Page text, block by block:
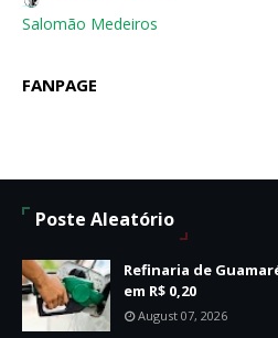
Salomão Medeiros
FANPAGE
Poste Aleatório
Refinaria de
em R$ 0,20
August 07, 2026